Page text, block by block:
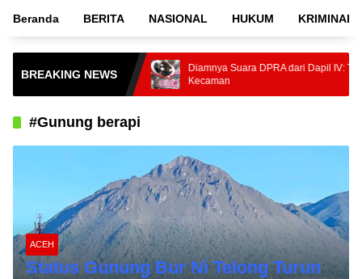
Beranda BERITA NASIONAL HUKUM KRIMINAL
BREAKING NEWS
PMI
Diamnya Suara DPRA dari Dapil IV: Tuai
Kecaman
#Gunung berapi
ACEH
Status Gunung Bur Ni Telong Turun